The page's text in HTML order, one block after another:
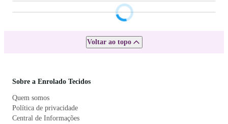
Voltar ao topo
Sobre a Enrolado Tecidos
Quem somos
Política de privacidade
Central de Informações